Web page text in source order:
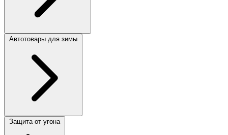
Автотовары для зимы
Защита от угона